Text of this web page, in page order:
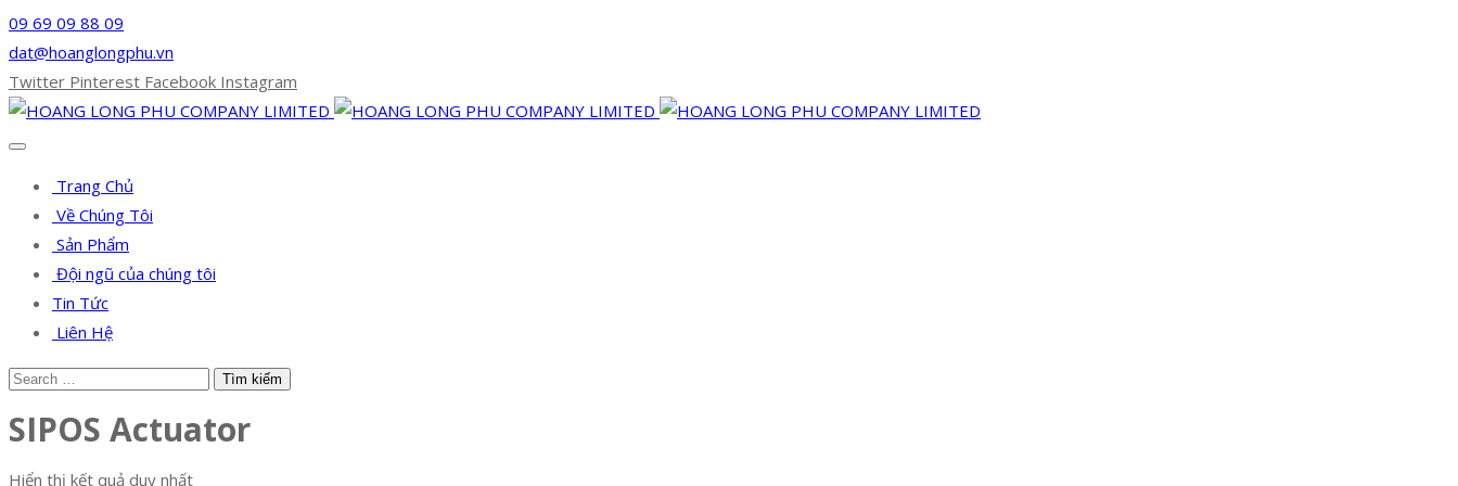
09 69 09 88 09
dat@hoanglongphu.vn
Twitter Pinterest Facebook Instagram
Trang Chủ
Về Chúng Tôi
Sản Phẩm
Đội ngũ của chúng tôi
Tin Tức
Liên Hệ
SIPOS Actuator
Hiển thị kết quả duy nhất